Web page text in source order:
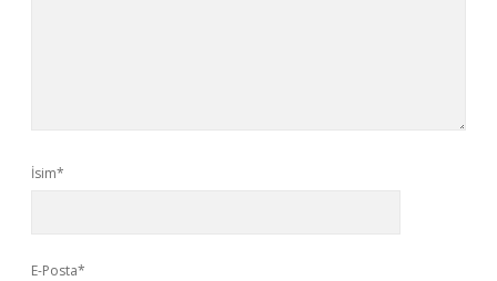
İsim*
E-Posta*